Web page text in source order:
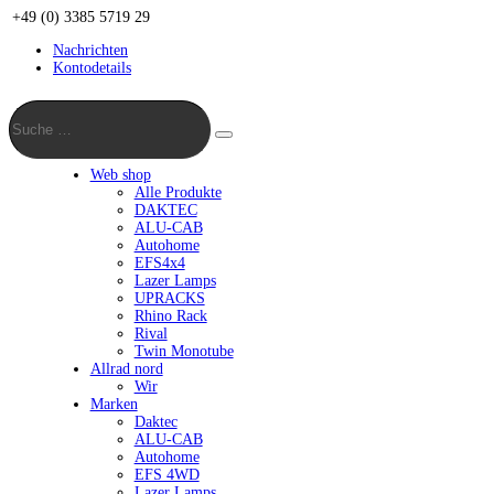
+49 (0) 3385 5719 29
Nachrichten
Kontodetails
Suche
…
Suche
Web shop
Alle Produkte
DAKTEC
ALU-CAB
Autohome
EFS4x4
Lazer Lamps
UPRACKS
Rhino Rack
Rival
Twin Monotube
Allrad nord
Wir
Marken
Daktec
ALU-CAB
Autohome
EFS 4WD